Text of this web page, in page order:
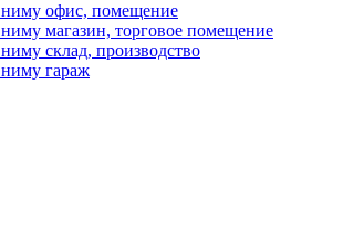
офис, помещение
магазин, торговое помещение
склад, производство
гараж